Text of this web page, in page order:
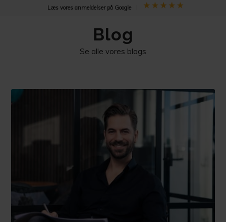
Læs vores anmeldelser på Google
Blog
Se alle vores blogs